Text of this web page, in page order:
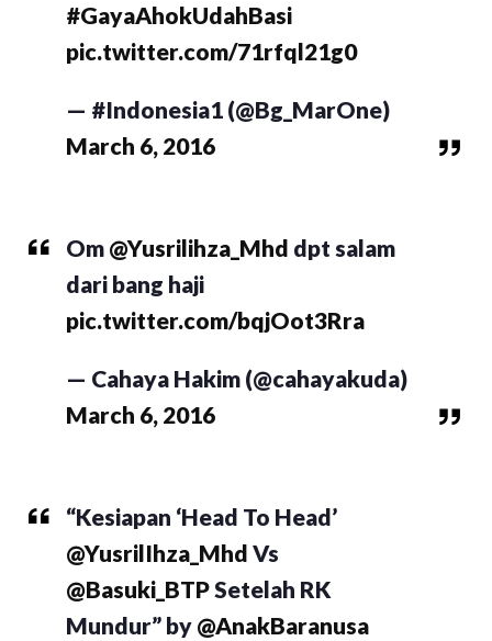
#GayaAhokUdahBasi
pic.twitter.com/71rfql21g0
— #Indonesia1 (@Bg_MarOne)
March 6, 2016
Om @Yusrilihza_Mhd dpt salam
dari bang haji
pic.twitter.com/bqjOot3Rra
— Cahaya Hakim (@cahayakuda)
March 6, 2016
“Kesiapan ‘Head To Head’
@YusrilIhza_Mhd Vs
@Basuki_BTPSetelah RK
Mundur” by @AnakBaranusa